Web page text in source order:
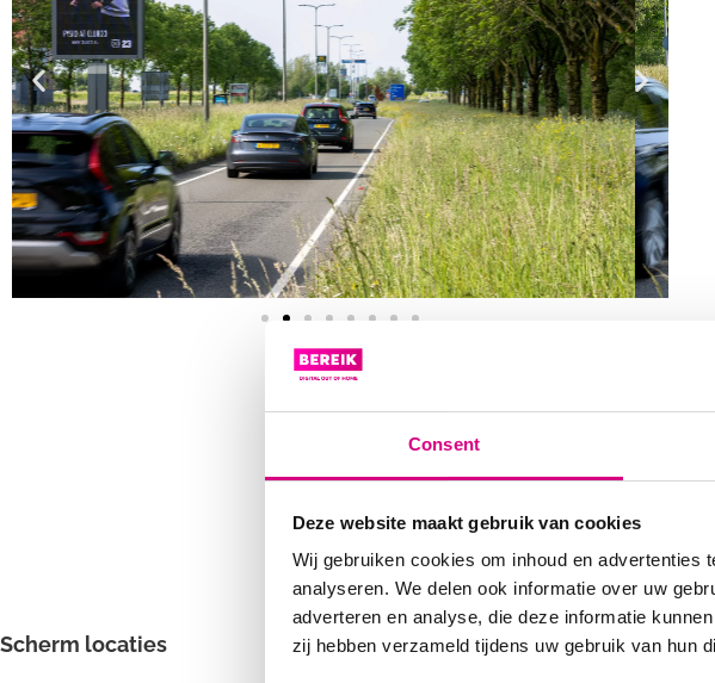
Consent
Deze website maakt gebruik van cookies
Wij gebruiken cookies om inhoud en advertenties
analyseren. We delen ook informatie over uw
adverteren en analyse, die deze informatie
zij hebben verzameld tijdens uw gebruik van hun
Scherm locaties